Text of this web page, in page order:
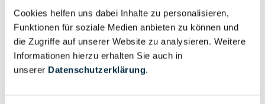
Cookies helfen uns dabei Inhalte zu personalisieren,
Funktionen für soziale Medien anbieten zu können und
die Zugriffe auf unserer Website zu analysieren. Weitere
Informationen hierzu erhalten Sie auch in
unserer Datenschutzerklärung.
Gesellschafterstruktur
Vollständiges
Unternehmensprofil
anfragen